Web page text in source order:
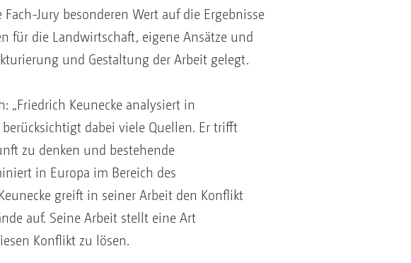
Jury besonderen Wert auf die Ergebnisse
für die Landwirtschaft, eigene Ansätze und
und Gestaltung der Arbeit gelegt.
„Friedrich Keunecke analysiert in
dabei viele Quellen. Er trifft
zu denken und bestehende
in Europa im Bereich des
greift in seiner Arbeit den Konflikt
auf. Seine Arbeit stellt eine Art
Konflikt zu lösen.